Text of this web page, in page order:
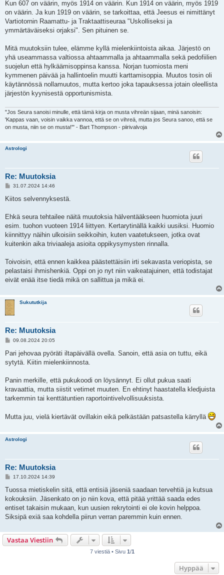
Kun 607 on väärin, myös 1914 on väärin. Kun 1914 on väärin, myös 1919
on väärin. Ja kun 1919 on väärin, se tarkoittaa, että Jeesus ei nimittänyt
Vartiotornin Raamattu- ja Traktaattiseuraa "Uskolliseksi ja
ymmärtäväiseksi orjaksi". Sen pituinen se.
Mitä muutoksiin tulee, elämme kyllä mielenkiintoista aikaa. Järjestö on
yhä useammassa valtiossa ahtaammalla ja ahtaammalla sekä pedofiilien
suojelun että hylkäämisoppinsa kanssa. Norjan tuomiosta meni
kymmenen päivää ja hallintoelin muutti karttamisoppia. Muutos tosin oli
käytännössä nollamuutos, mutta kertoo joka tapauksessa jotain oleellista
järjestön kyynisestä opportunismista.
"Jos Seura sanoisi minulle, että tämä kirja on musta vihreän sijaan, minä sanoisin:
'Kappas vaan, voisin vaikka vannoa, että se on vihreä, mutta jos Seura sanoo, että se
on musta, niin se on musta!'" - Bart Thompson - piirivalvoja
Astrologi
Re: Muutoksia
V
e
i
31.07.2024 14:46
Kiitos selvennyksestä.
Ehkä seura tehtailee näitä muutoksia hälventääkseen huomiota juuri
esim. tuohon vuoteen 1914 liittyen. Kertarytinällä kaikki uusiksi. Huomio
kiinnittyy näihin ulkoisiin seikkoihin, kuten vaatetukseen, jotka ovat
kuitenkin aika triviaaleja asioita oppikysymysten rinnalla.
Toivoisin, että ennen kaikkea päästettäisiin irti sekavasta veriopista, se
pelastaisi ihmishenkiä. Oppi on jo nyt niin vaikeatajuinen, että todistajat
eivät enää itse tiedä mikä on sallittua ja mikä ei.
Sukututkija
Re: Muutoksia
V
e
t
09.08.2024 20:05
Pari jehovaa pyöräti iltapäivällä ovella. Sanoin, että asia on tuttu, eikä
sytytä. Kiitin mielenkiinnosta.
Panin merkille, että pukukoodi on löysännyt. Ei ollut pukua saati
kravaattia, mutta siistit vetimet muuten. En ehtinyt haastatella kledjuista
tarkemmin tai kenttätuntien raportointivelvollisuuksista.
Mutta juu, vielä kiertävät ovillakin eikä pelkästään patsastella kärryllä
Astrologi
Re: Muutoksia
V
e
t
i
17.10.2024 14:39
Tuossa mietiskelin sitä, että entisiä jäseniä saadaan tervehtiä ja kutsua
kokouksiin. Jäsenkato on jo niin kova, että pitää yrittää saada edes
entiset takaisin mukaan, kun uusien rekrytointi ei ole kovin helppoa.
Siksipä exiä saa kohdella piirun verran paremmin kuin ennen.
Vastaa Viestiin
7 viestiä • Sivu 1 /1
Hyppää